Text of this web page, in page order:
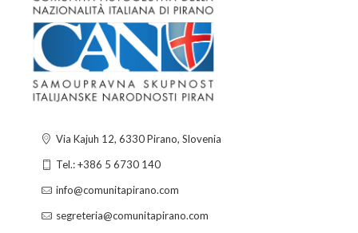
Via Kajuh 12, 6330 Pirano, Slovenia
Tel.: +386 5 6730 140
info@comunitapirano.com
segreteria@comunitapirano.com